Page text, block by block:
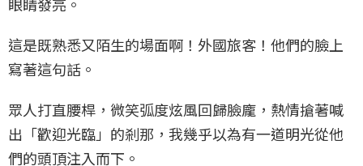
這是既熟悉又陌生的場面啊！外國旅客！他們的臉上
寫著這句話。
眾人打直腰桿，微笑弧度炫風回歸臉龐，熱情搶著喊
出「歡迎光臨」的剎那，我幾乎以為有一道明光從他
們的頭頂注入而下。